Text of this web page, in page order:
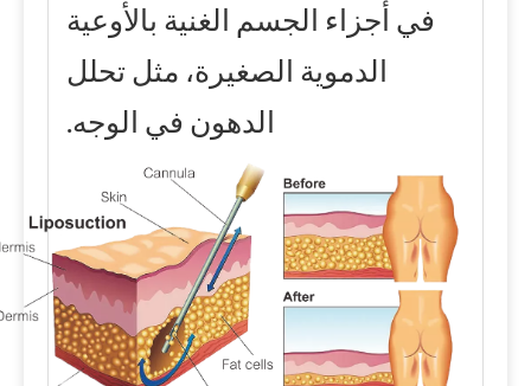
في أجزاء الجسم الغنية بالأوعية
الدموية الصغيرة، مثل تحلل
الدهون في الوجه.